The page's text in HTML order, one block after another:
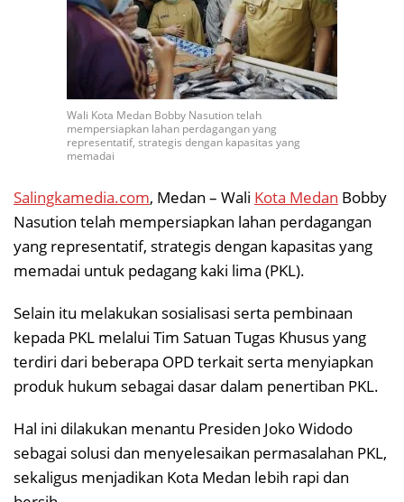
Wali Kota Medan Bobby Nasution telah
mempersiapkan lahan perdagangan yang
representatif, strategis dengan kapasitas yang
memadai
Salingkamedia.com, Medan – Wali Kota Medan Bobby
Nasution telah mempersiapkan lahan perdagangan
yang representatif, strategis dengan kapasitas yang
memadai untuk pedagang kaki lima (PKL).
Selain itu melakukan sosialisasi serta pembinaan
kepada PKL melalui Tim Satuan Tugas Khusus yang
terdiri dari beberapa OPD terkait serta menyiapkan
produk hukum sebagai dasar dalam penertiban PKL.
Hal ini dilakukan menantu Presiden Joko Widodo
sebagai solusi dan menyelesaikan permasalahan PKL,
sekaligus menjadikan Kota Medan lebih rapi dan